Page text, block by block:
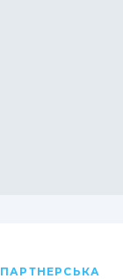
ПАРТНЕРСЬКА